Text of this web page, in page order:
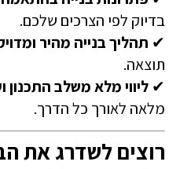
בדיוק לפי הצרכים שלכם.
✔ תהליך בנייה מהיר
תוצאה.
✔ ליווי מלא משלב התכנון
מלאה לאורך כל הדרך.
רוצים לשדרג את